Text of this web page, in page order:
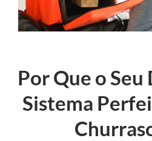
Por Que o
Sistema